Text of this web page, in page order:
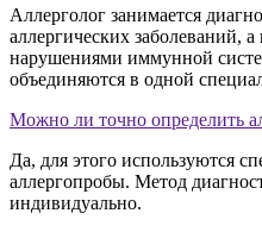
Аллерголог занимается
аллергических
нарушениями иммунной
объединяются в одной
Можно ли точно определить
Да, для этого используются
аллергопробы. Метод
индивидуально.